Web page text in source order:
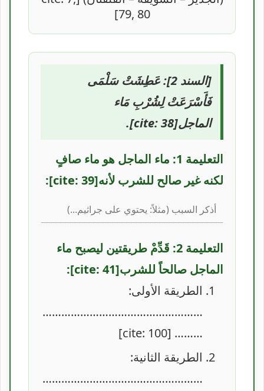
79, 80]
[السند 2]: عَطِشَتْ سَلْمَى
فَأَسْرَعَتْ لِشُرْبِ مَاء
الماجل[cite: 38].
التعليمة 1: ماء الماجل هو ماء صافٍ
لكنه غير صالح للشرب لأنه[cite: 39]:
التعليمة 2: قَدِّمْ طريقتين ليصبح ماء
الماجل صالحاً للشرب[cite: 41]:
الطريقة الأولى:
……………………………………………
……… [cite: 100]
الطريقة الثانية:
……………………………………………